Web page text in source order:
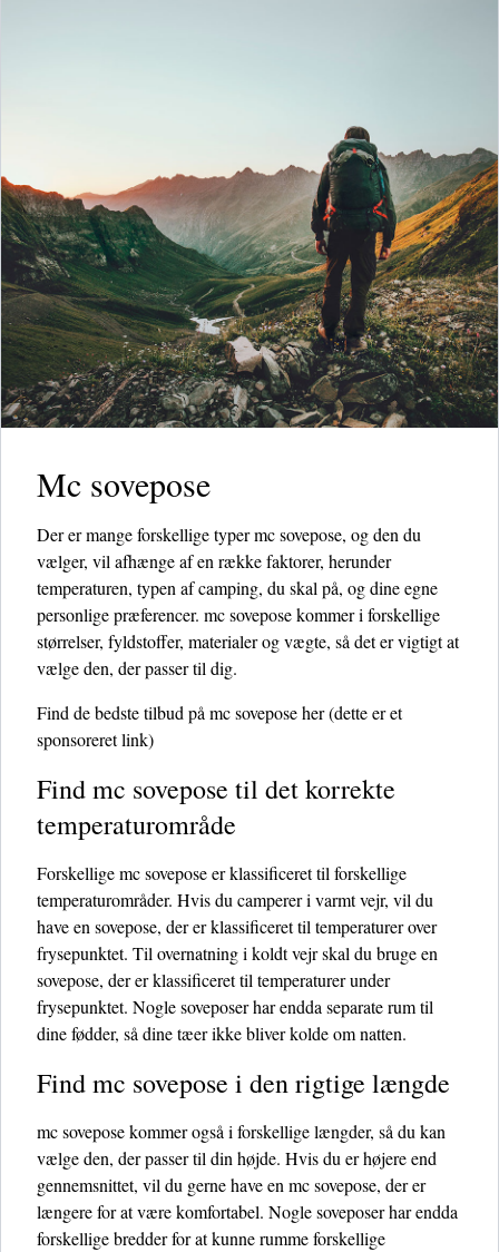
Mc sovepose
Der er mange forskellige typer mc sovepose, og den du
vælger, vil afhænge af en række faktorer, herunder
temperaturen, typen af ​​camping, du skal på, og dine egne
personlige præferencer. mc sovepose kommer i forskellige
størrelser, fyldstoffer, materialer og vægte, så det er vigtigt at
vælge den, der passer til dig.
Find de bedste tilbud på mc sovepose her(dette er et
sponsoreret link)
Find mc sovepose til det korrekte
temperaturområde
Forskellige mc sovepose er klassificeret til forskellige
temperaturområder. Hvis du camperer i varmt vejr, vil du
have en sovepose, der er klassificeret til temperaturer over
frysepunktet. Til overnatning i koldt vejr skal du bruge en
sovepose, der er klassificeret til temperaturer under
frysepunktet. Nogle soveposer har endda separate rum til
dine fødder, så dine tæer ikke bliver kolde om natten.
Find mc sovepose i den rigtige længde
mc sovepose kommer også i forskellige længder, så du kan
vælge den, der passer til din højde. Hvis du er højere end
gennemsnittet, vil du gerne have en mc sovepose, der er
længere for at være komfortabel. Nogle soveposer har endda
forskellige bredder for at kunne rumme forskellige